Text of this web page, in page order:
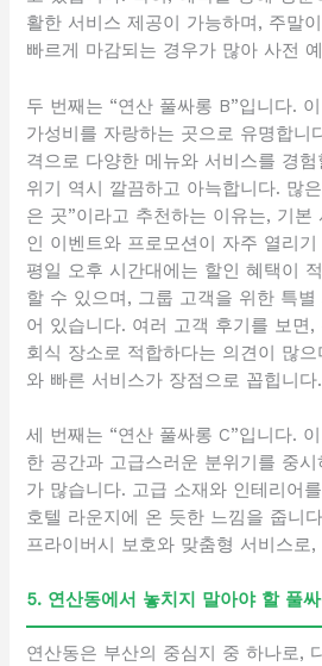
활한 서비스 제공이 가능하며, 주말
빠르게 마감되는 경우가 많아 사전
두 번째는 “연산 풀싸롱 B”입니다.
가성비를 자랑하는 곳으로 유명합니
격으로 다양한 메뉴와 서비스를 경
위기 역시 깔끔하고 아늑합니다. 많
은 곳”이라고 추천하는 이유는, 기
인 이벤트와 프로모션이 자주 열리
평일 오후 시간대에는 할인 혜택이
할 수 있으며, 그룹 고객을 위한 특
어 있습니다. 여러 고객 후기를 보면
회식 장소로 적합하다는 의견이 많
와 빠른 서비스가 장점으로 꼽힙니다.
세 번째는 “연산 풀싸롱 C”입니다.
한 공간과 고급스러운 분위기를 중
가 많습니다. 고급 소재와 인테리어
호텔 라운지에 온 듯한 느낌을 줍니
프라이버시 보호와 맞춤형 서비스로,
5. 연산동에서 놓치지 말아야 할 풀
연산동은 부산의 중심지 중 하나로,